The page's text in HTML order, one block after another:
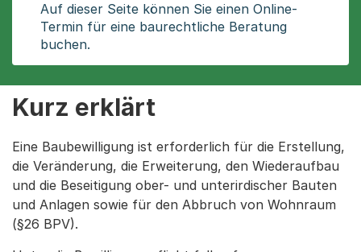
Auf dieser Seite können Sie einen Online-
Termin für eine baurechtliche Beratung
buchen.
Kurz erklärt
Eine Baubewilligung ist erforderlich für die Erstellung,
die Veränderung, die Erweiterung, den Wiederaufbau
und die Beseitigung ober- und unterirdischer Bauten
und Anlagen sowie für den Abbruch von Wohnraum
(§26 BPV).